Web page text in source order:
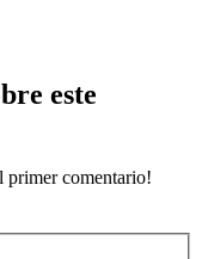
este
primer comentario!